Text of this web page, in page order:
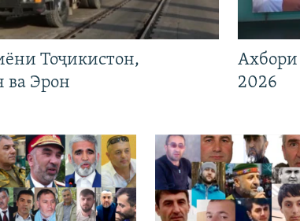
Тоҷикистон,
ва Эрон
Ахбори
2026